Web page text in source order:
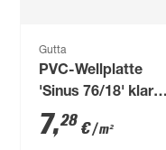
Gutta
PVC-Wellplatte
'Sinus 76/18' klar
120 x 80 x 0,065 cm
7,28 €/ m²